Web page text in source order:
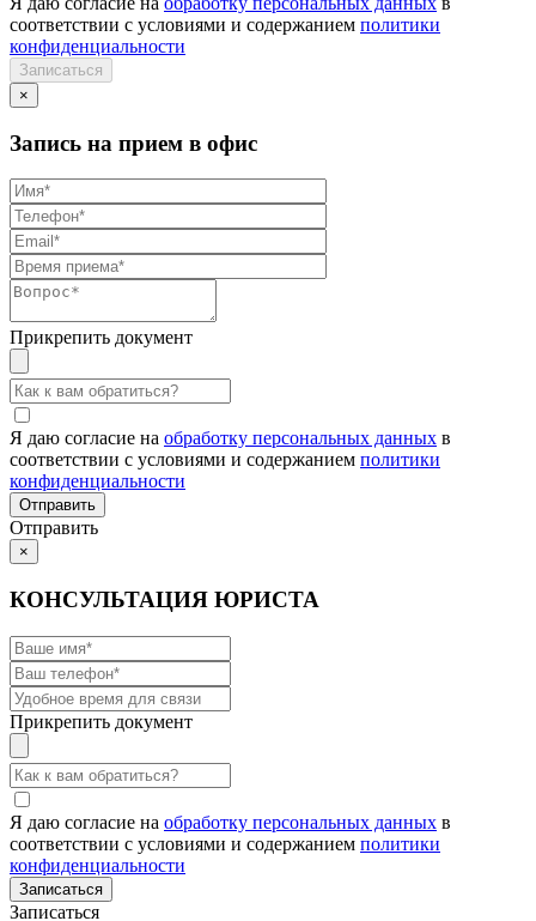
соответствии с условиями и содержанием политики
конфиденциальности
×
Запись на прием в офис
Прикрепить документ
Я даю согласие на обработку персональных данных в
соответствии с условиями и содержанием политики
конфиденциальности
Отправить
×
КОНСУЛЬТАЦИЯ ЮРИСТА
Прикрепить документ
Я даю согласие на обработку персональных данных в
соответствии с условиями и содержанием политики
конфиденциальности
Записаться